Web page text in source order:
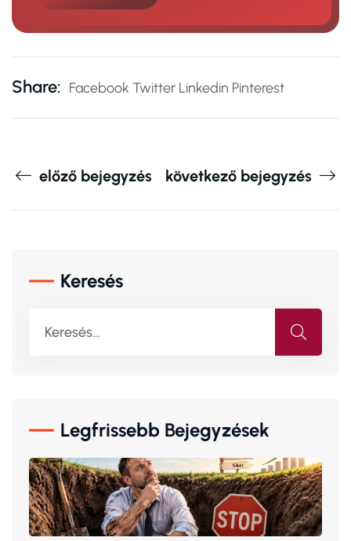
Share: Facebook Twitter Linkedin Pinterest
előző bejegyzés következő bejegyzés
Keresés
Legfrissebb Bejegyzések